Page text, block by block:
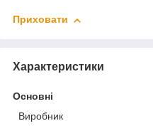
Приховати
Характеристики
Основні
Виробник